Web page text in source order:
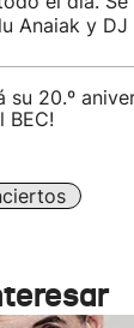
Anaiak y DJ
su 20.º
BEC!